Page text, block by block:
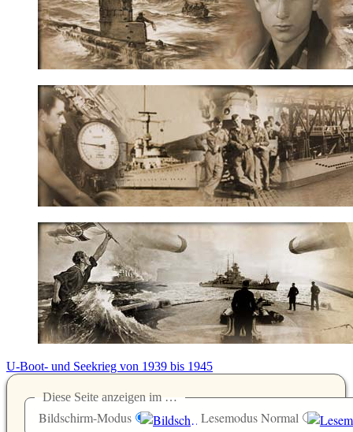
U-Boot- und Seekrieg von 1939 bis 1945
Diese Seite anzeigen im …
Bildschirm-Modus Lesemodus Normal